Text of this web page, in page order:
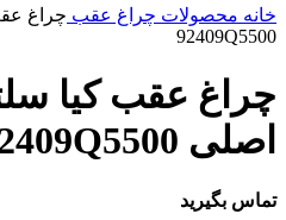
خانه محصولات چراغ عقب
92409Q5500
اصلی 92409Q5500
تماس بگیرید